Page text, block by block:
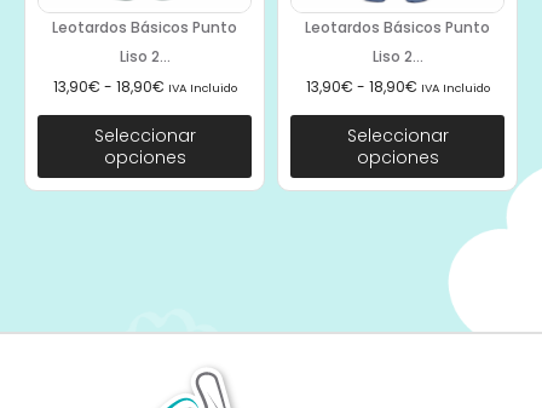
Leotardos Básicos Punto
Liso 2...
13,90€ - 18,90€ IVA Incluido
Seleccionar
opciones
Leotardos Básicos Punto
Liso 2...
13,90€ - 18,90€ IVA Incluido
Seleccionar
opciones